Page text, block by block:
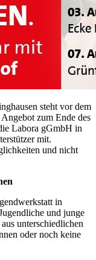
steht vor dem
zum Ende des
Labora gGmbH in
mit.
und nicht
in
und junge
unterschiedlichen
oder noch keine